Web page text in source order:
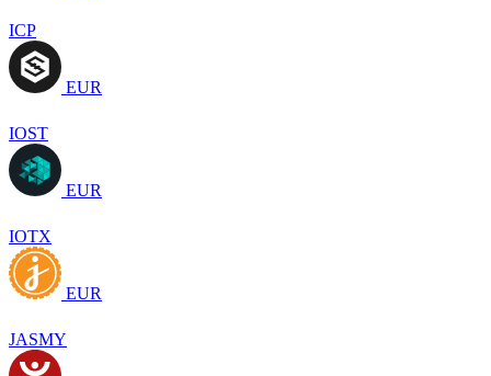
ICP
EUR
IOST
EUR
IOTX
EUR
JASMY